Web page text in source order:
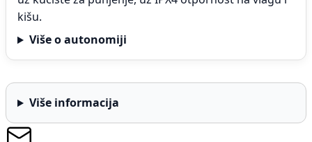
kišu.
Više o autonomiji
Više informacija